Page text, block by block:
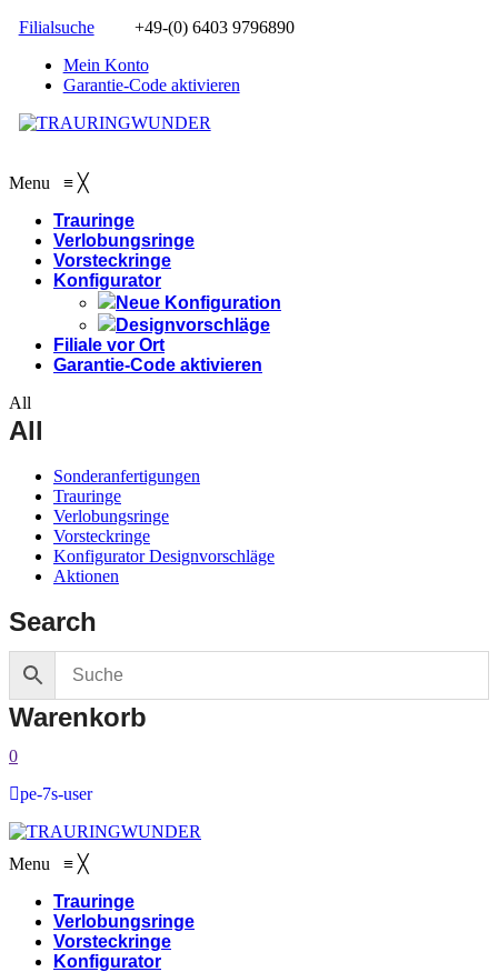
Filialsuche
+49-(0) 6403 9796890
Mein Konto
Garantie-Code aktivieren
Menu ≡ ╳
Trauringe
Verlobungsringe
Vorsteckringe
Konfigurator
Neue Konfiguration
Designvorschläge
Filiale vor Ort
Garantie-Code aktivieren
All
All
Sonderanfertigungen
Trauringe
Verlobungsringe
Vorsteckringe
Konfigurator Designvorschläge
Aktionen
Search
Warenkorb
0
pe-7s-user
Menu ≡ ╳
Trauringe
Verlobungsringe
Vorsteckringe
Konfigurator